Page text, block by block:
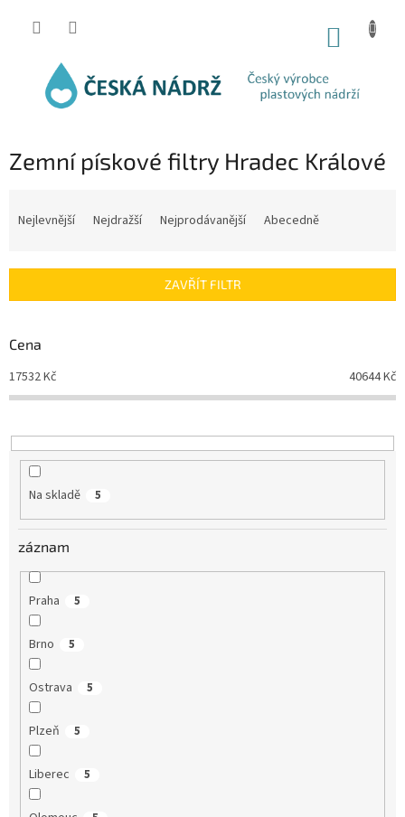
Zemní pískové filtry Hradec Králové
í
r
o
d
u
t
ů
Nejlevnější Nejdražší Nejprodávanější Abecedně
ZAVŘÍT FILTR
Cena
17532Kč 40644Kč
Na skladě 5
záznam
Praha 5
Brno 5
Ostrava 5
Plzeň 5
Liberec 5